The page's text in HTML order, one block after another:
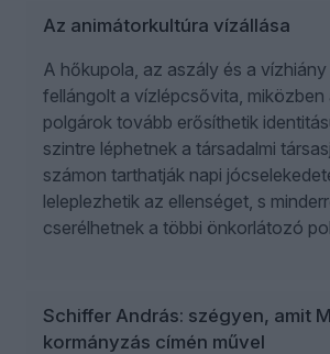
Az animátorkultúra vízállása
A hőkupola, az aszály és a
fellángolt a vízlépcsővita, miközben
polgárok tovább erősíthetik
szintre léphetnek a társadalmi
számon tarthatják napi
leleplezhetik az ellenséget, s
cserélhetnek a többi önkorlátozó
Schiffer András: szégyen, amit
kormányzás címén művel